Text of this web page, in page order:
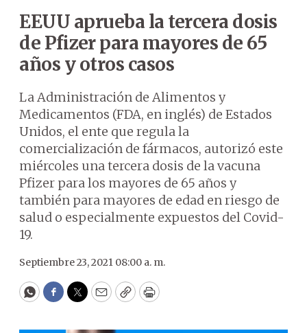
EEUU aprueba la tercera dosis
de Pfizer para mayores de 65
años y otros casos
La Administración de Alimentos y
Medicamentos (FDA, en inglés) de Estados
Unidos, el ente que regula la
comercialización de fármacos, autorizó este
miércoles una tercera dosis de la vacuna
Pfizer para los mayores de 65 años y
también para mayores de edad en riesgo de
salud o especialmente expuestos del Covid-
19.
Septiembre 23, 2021 08:00 a. m.
WhatsApp
Facebook
Twitter
EmailCopyPrint